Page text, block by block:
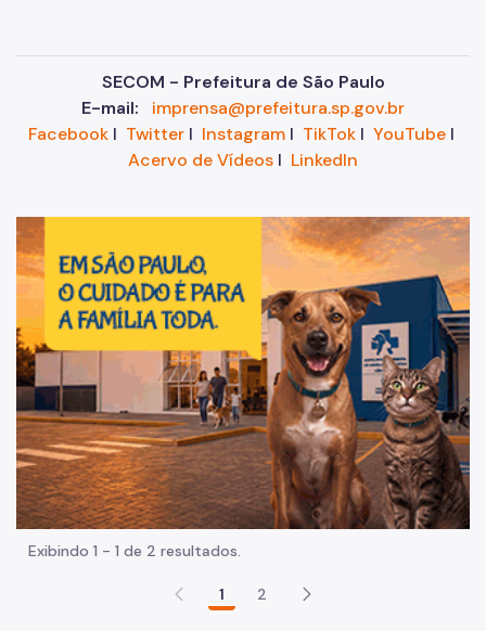
SECOM - Prefeitura de São Paulo
E-mail:
imprensa@prefeitura.sp.gov.br
FacebookI TwitterI InstagramI TikTokI YouTubeI
Acervo de Vídeos I LinkedIn
Exibindo 1 - 1 de 2 resultados.
1 2